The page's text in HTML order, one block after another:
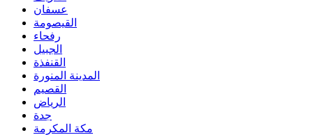
عسفان
القيصومة
رفحاء
الجبيل
القنفذة
المدينة المنورة
القصيم
الرياض
جدة
مكة المكرمة